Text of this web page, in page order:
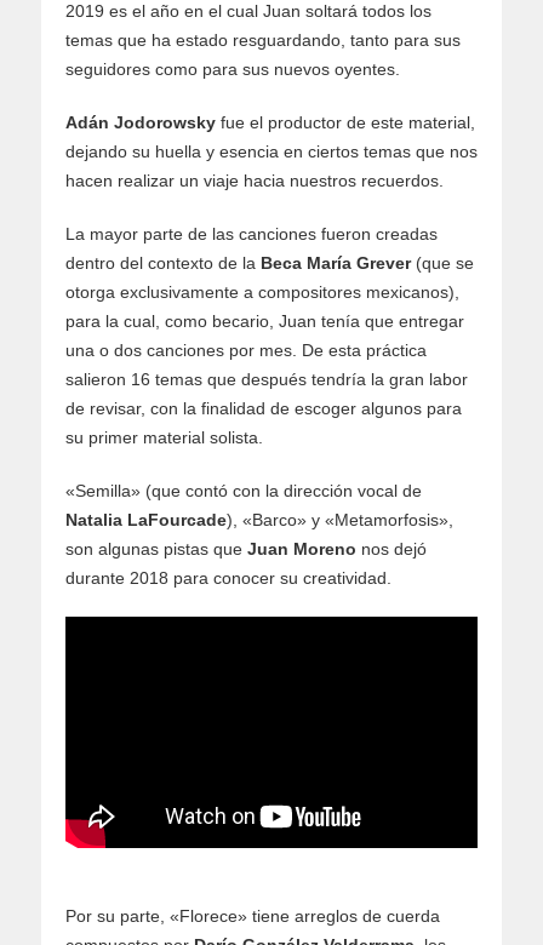
2019 es el año en el cual Juan soltará todos los
temas que ha estado resguardando, tanto para sus
seguidores como para sus nuevos oyentes.
Adán Jodorowsky fue el productor de este material,
dejando su huella y esencia en ciertos temas que nos
hacen realizar un viaje hacia nuestros recuerdos.
La mayor parte de las canciones fueron creadas
dentro del contexto de la Beca María Grever(que se
otorga exclusivamente a compositores mexicanos),
para la cual, como becario, Juan tenía que entregar
una o dos canciones por mes. De esta práctica
salieron 16 temas que después tendría la gran labor
de revisar, con la finalidad de escoger algunos para
su primer material solista.
«Semilla» (que contó con la dirección vocal de
Natalia LaFourcade), «Barco» y «Metamorfosis»,
son algunas pistas que Juan Moreno nos dejó
durante 2018 para conocer su creatividad.
Por su parte, «Florece» tiene arreglos de cuerda